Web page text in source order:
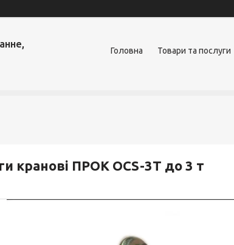
Головна Товари та послуги
кранові ПРОК OCS-3Т до 3 т